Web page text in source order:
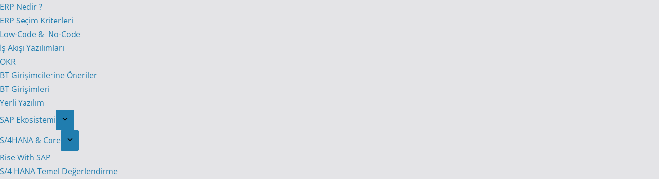
ERP Nedir ?
ERP Seçim Kriterleri
Low-Code & No-Code
İş Akışı Yazılımları
OKR
BT Girişimcilerine Öneriler
BT Girişimleri
Yerli Yazılım
SAP Ekosistemi
S/4HANA & Core
Rise With SAP
S/4 HANA Temel Değerlendirme